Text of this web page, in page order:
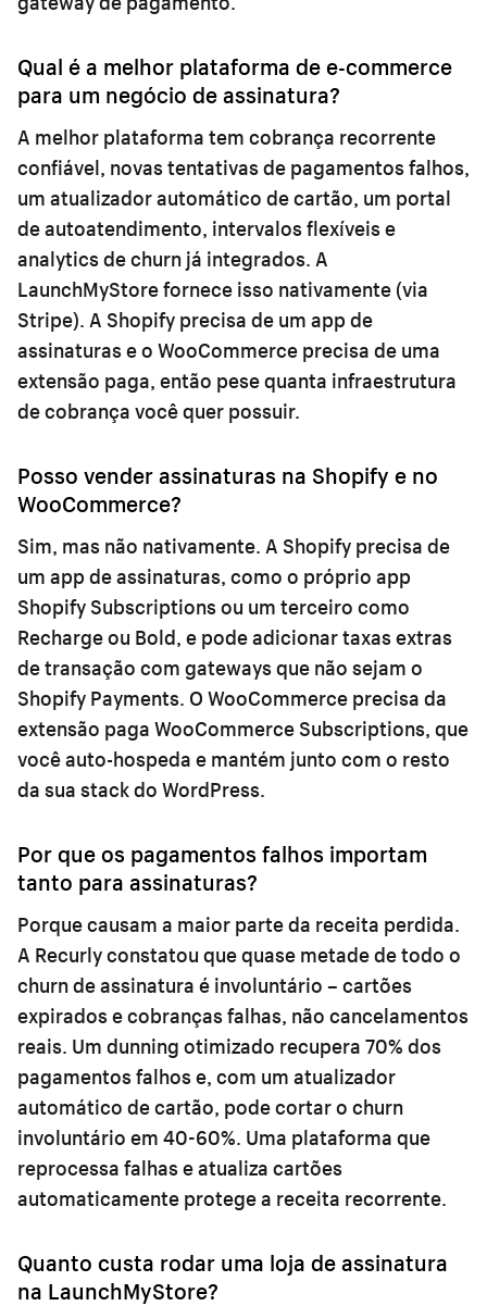
Qual é a melhor plataforma de e-commerce
para um negócio de assinatura?
A melhor plataforma tem cobrança recorrente
confiável, novas tentativas de pagamentos falhos,
um atualizador automático de cartão, um portal
de autoatendimento, intervalos flexíveis e
analytics de churn já integrados. A
LaunchMyStore fornece isso nativamente (via
Stripe). A Shopify precisa de um app de
assinaturas e o WooCommerce precisa de uma
extensão paga, então pese quanta infraestrutura
de cobrança você quer possuir.
Posso vender assinaturas na Shopify e no
WooCommerce?
Sim, mas não nativamente. A Shopify precisa de
um app de assinaturas, como o próprio app
Shopify Subscriptions ou um terceiro como
Recharge ou Bold, e pode adicionar taxas extras
de transação com gateways que não sejam o
Shopify Payments. O WooCommerce precisa da
extensão paga WooCommerce Subscriptions, que
você auto-hospeda e mantém junto com o resto
da sua stack do WordPress.
Por que os pagamentos falhos importam
tanto para assinaturas?
Porque causam a maior parte da receita perdida.
A Recurly constatou que quase metade de todo o
churn de assinatura é involuntário – cartões
expirados e cobranças falhas, não cancelamentos
reais. Um dunning otimizado recupera 70% dos
pagamentos falhos e, com um atualizador
automático de cartão, pode cortar o churn
involuntário em 40-60%. Uma plataforma que
reprocessa falhas e atualiza cartões
automaticamente protege a receita recorrente.
Quanto custa rodar uma loja de assinatura
na LaunchMyStore?